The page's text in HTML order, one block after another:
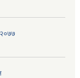
२०७७